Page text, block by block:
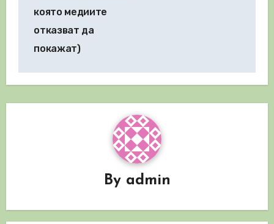
която медиите
отказват да
покажат)
By admin